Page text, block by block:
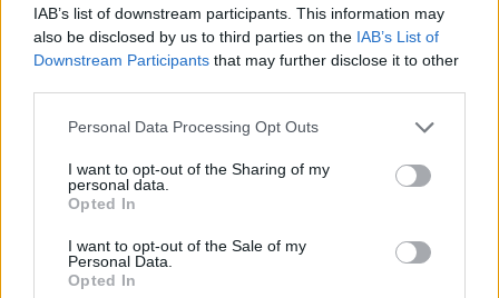
IAB’s list of downstream participants. This information may
also be disclosed by us to third parties on the IAB’s List of
Downstream Participants that may further disclose it to other
Personal Data Processing Opt Outs
I want to opt-out of the Sharing of my
personal data.
Opted In
I want to opt-out of the Sale of my
Personal Data.
Opted In
nap sztárjai újra (már-már megszokott módon) a tech...
KEDVES OLVASÓNK!
A keresett cikk a portfolio.hu hírarchívumához
regisztrációhoz kötött.
Portfolio.hu teljes cikkarchívum
Kötéslisták: BÉT elmúlt 2 év napon belüli